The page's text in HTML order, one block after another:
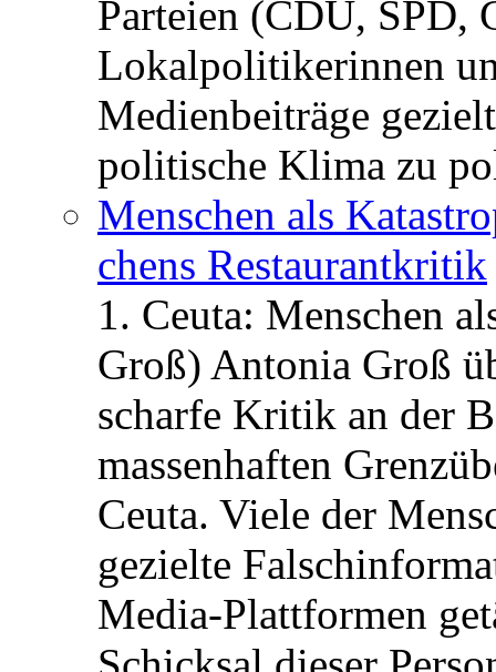
Parteien (CDU, SPD,
Lokalpolitikerinnen
Medienbeiträge
politische Klima zu
Menschen als
chens Restau­rant­kritik
1. Ceuta: Menschen
Groß) Antonia Groß
scharfe Kritik an der
massenhaften
Ceuta. Viele der
gezielte
Media-Plattformen